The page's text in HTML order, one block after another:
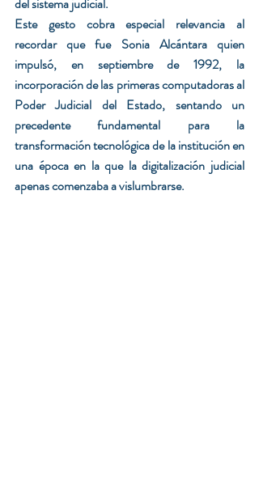
del sistema judicial.
Este gesto cobra especial relevancia al
recordar que fue Sonia Alcántara quien
impulsó, en septiembre de 1992, la
incorporación de las primeras computadoras al
Poder Judicial del Estado, sentando un
precedente fundamental para la
transformación tecnológica de la institución en
una época en la que la digitalización judicial
apenas comenzaba a vislumbrarse.